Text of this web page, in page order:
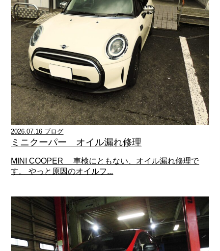
2026.07.16 ブログ
ミニクーパー オイル漏れ修理
MINI COOPER 車検にともない、オイル漏れ修理で
す。 やっと原因のオイルフ...